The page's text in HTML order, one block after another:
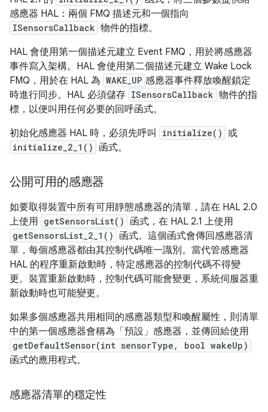
感應器 HAL：兩個 FMQ 描述元和一個指向
ISensorsCallback 物件的指標。
HAL 會使用第一個描述元建立 Event FMQ，用於將感應器
事件寫入架構。HAL 會使用第二個描述元建立 Wake Lock
FMQ，用於在 HAL 為 WAKE_UP 感應器事件釋放喚醒鎖定
時進行同步。HAL 必須儲存 ISensorsCallback 物件的指
標，以便叫用任何必要的回呼函式。
初始化感應器 HAL 時，必須先呼叫
initialize() 或
initialize_2_1() 函式。
公開可用的感應器
如要取得裝置中所有可用靜態感應器的清單，請在 HAL 2.0
上使用 getSensorsList() 函式，在 HAL 2.1 上使用
getSensorsList_2_1()
函式。這個函式會傳回感應器清
單，每個感應器都由其控制代碼唯一識別。當代管感應器
HAL 的程序重新啟動時，特定感應器的控制代碼不得變
更。裝置重新啟動時，控制代碼可能會變更，系統伺服器重
新啟動時也可能變更。
如果多個感應器共用相同的感應器類型和喚醒屬性，則清單
中的第一個感應器會稱為「預設」 感應器，並傳回給使用
getDefaultSensor(int sensorType, bool wakeUp)
函式的應用程式。
感應器清單的穩定性